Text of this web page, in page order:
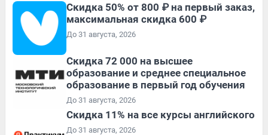
Скидка 50% от 800 ₽ на первый заказ,
максимальная скидка 600 ₽
До 31 августа, 2026
Скидка 72 000 на высшее
образование и среднее специальное
образование в первый год обучения
До 31 августа, 2026
Скидка 11% на все курсы английского
До 31 августа, 2026